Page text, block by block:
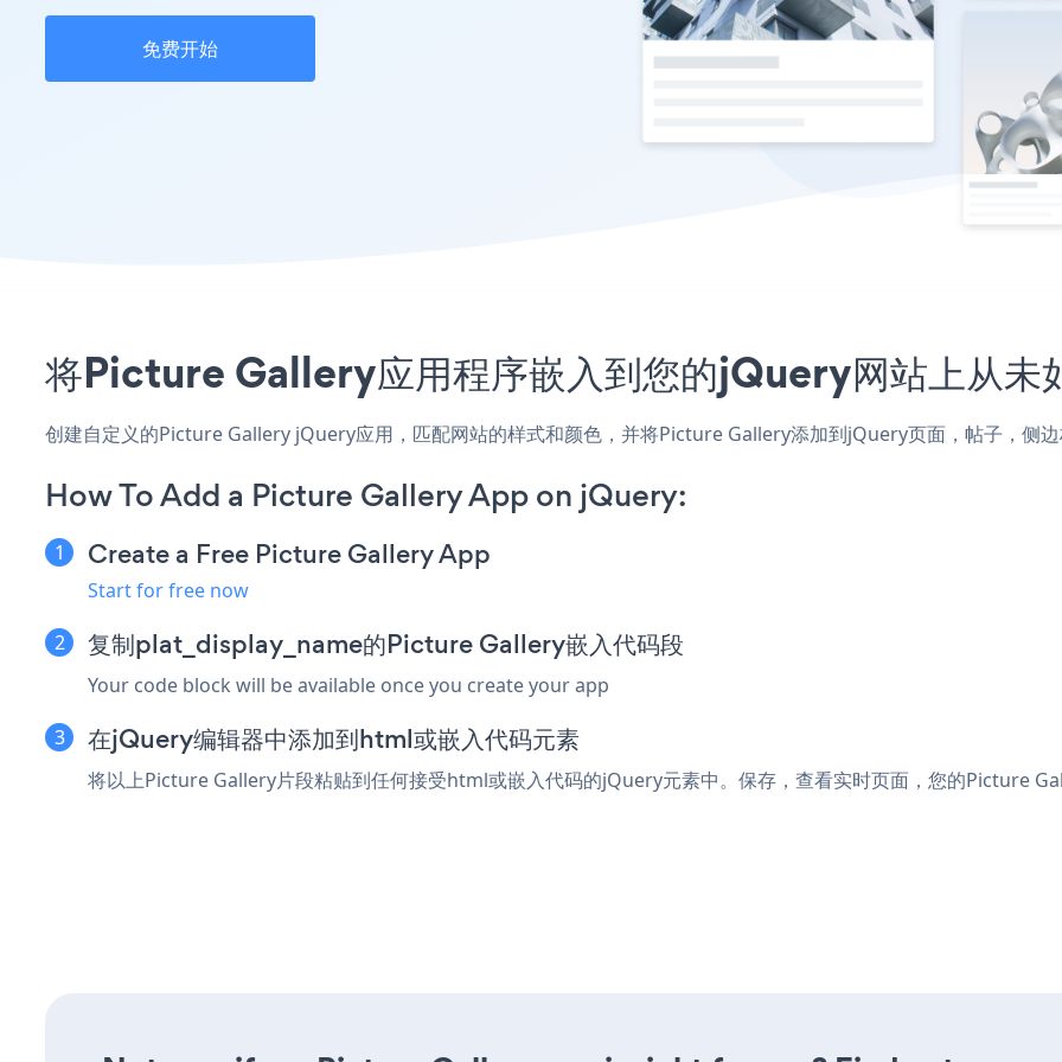
免费开始
将Picture Gallery应用程序嵌入到您的jQuery网站上从未
创建自定义的Picture Gallery jQuery应用，匹配网站的样式和颜色，并将Picture Gallery添加到jQuery页面，帖子，侧边
How To Add a Picture Gallery App on jQuery:
Create a Free Picture Gallery App
Start for free now
复制plat_display_name的Picture Gallery嵌入代码段
Your code block will be available once you create your app
在jQuery编辑器中添加到html或嵌入代码元素
将以上Picture Gallery片段粘贴到任何接受html或嵌入代码的jQuery元素中。保存，查看实时页面，您的Picture